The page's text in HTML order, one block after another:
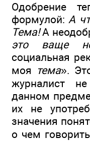
Одобрение
формулой:А
Тема!А
это ваще
социальная
моя тема».
журналист
данном
их не
значения
о чем